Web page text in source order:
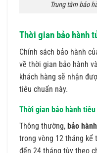
Trung tâm bảo
Thời gian bảo hành
Chính sách bảo hành
về thời gian bảo hành
khách hàng sẽ nhận
tiêu chuẩn này.
Thời gian bảo hành tiêu
Thông thường, bảo
trong vòng 12 tháng kể
đến 24 tháng tùy theo